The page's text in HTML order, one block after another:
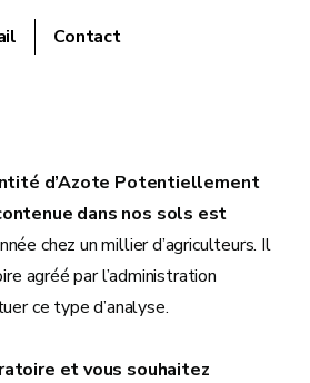
Contact
d’Azote Potentiellement
dans nos sols est
chez un millier d’agriculteurs. Il
agréé par l’administration
ce type d’analyse.
et vous souhaitez